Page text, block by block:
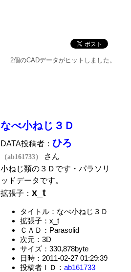
2個のCADデータがヒットしました。
なべ小ねじ３Ｄ
DATA投稿者： ひろ
（ab161733）
さん
小ねじ類の３Ｄです・パラソリ
ッドデータです。
拡張子：x_t
タイトル：なべ小ねじ３Ｄ
拡張子：x_t
ＣＡＤ：Parasolid
次元：3D
サイズ：330,878byte
日時：2011-02-27 01:29:39
投稿者ＩＤ： ab161733